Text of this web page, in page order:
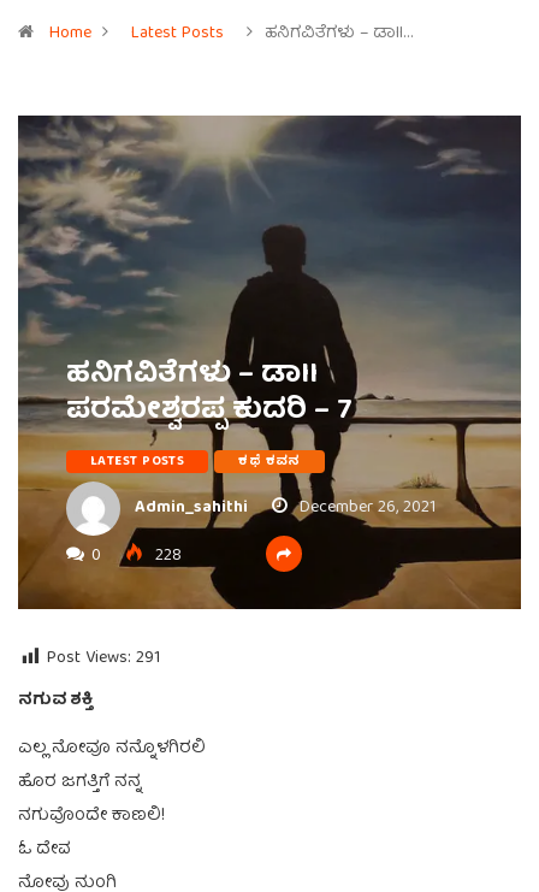
Home Latest Posts ಹನಿಗವಿತೆಗಳು – ಡಾII…
ಹನಿಗವಿತೆಗಳು – ಡಾII
ಪರಮೇಶ್ವರಪ್ಪ ಕುದರಿ – 7
LATEST POSTS ಕಥೆ ಕವನ
Admin_sahithi
December 26, 2021
0
228
Post Views: 291
ನಗುವ ಶಕ್ತಿ
ಎಲ್ಲ ನೋವೂ ನನ್ನೊಳಗಿರಲಿ
ಹೊರ ಜಗತ್ತಿಗೆ ನನ್ನ
ನಗುವೊಂದೇ ಕಾಣಲಿ!
ಓ ದೇವ
ನೋವು ನುಂಗಿ